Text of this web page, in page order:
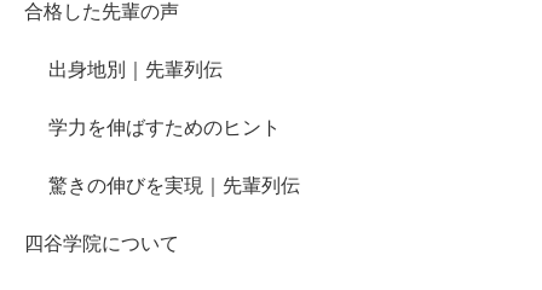
合格した先輩の声
出身地別｜先輩列伝
学力を伸ばすためのヒント
驚きの伸びを実現｜先輩列伝
四谷学院について